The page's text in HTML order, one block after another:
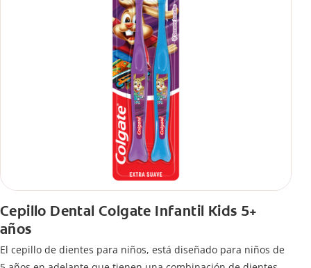
Cepillo Dental Colgate Infantil Kids 5+
años
El cepillo de dientes para niños, está diseñado para niños de